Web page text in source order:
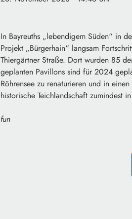
In Bayreuths „lebendigem Süden“ in
Projekt „Bürgerhain“ langsam
Thiergärtner Straße. Dort wurden 85
geplanten Pavillons sind für 2024
Röhrensee zu renaturieren und in
historische Teichlandschaft zumindest
fun